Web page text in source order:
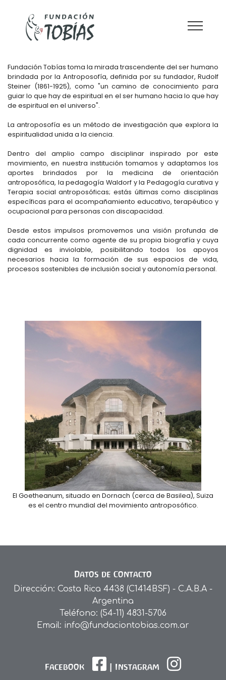
FUNDAMENTOS
Fundación Tobías toma la mirada trascendente del ser humano
brindada por la Antroposofía, definida por su fundador, Rudolf
Steiner (1861-1925), como "un camino de conocimiento para
guiar lo que hay de espiritual en el ser humano hacia lo que hay
de espiritual en el universo".
La antroposofía es un método de investigación que explora la
espiritualidad unida a la ciencia.
Dentro del amplio campo disciplinar inspirado por este
movimiento, en nuestra institución tomamos y adaptamos los
aportes brindados por la medicina de orientación
antroposófica, la pedagogía Waldorf y la Pedagogía curativa y
Terapia social antroposóficas; estás últimas como disciplinas
específicas para el acompañamiento educativo, terapéutico y
ocupacional para personas con discapacidad.
Desde estos impulsos promovemos una visión profunda de
cada concurrente como agente de su propia biografía y cuya
dignidad es inviolable, posibilitando todos los apoyos
necesarios hacia la formación de sus espacios de vida,
procesos sostenibles de inclusión social y autonomía personal.
El Goetheanum, situado en Dornach (cerca de Basilea), Suiza
es el centro mundial del movimiento antroposófico.
Datos de Contacto
Dirección: Costa Rica 4438 (C1414BSF) - C.A.B.A -
Argentina
Teléfono: (54-11) 4831-5706
Email: info@fundaciontobias.com.ar
Facebook Instagram